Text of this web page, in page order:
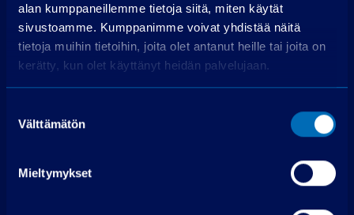
alan kumppaneillemme tietoja siitä, miten käytät
sivustoamme. Kumppanimme voivat yhdistää näitä
tietoja muihin tietoihin, joita olet antanut heille tai joita on
kerätty, kun olet käyttänyt heidän palvelujaan.
valinta
Välttämätön
Mieltymykset
Käsiraha
0,00 €
Perustamismaksu
399,00 €
Rahoitettava osuus
42 009,00 €
Käsittelymaksu
19,00 €/kk
Maksuerät
72 kpl á 657,05 €
Luottokustannukset